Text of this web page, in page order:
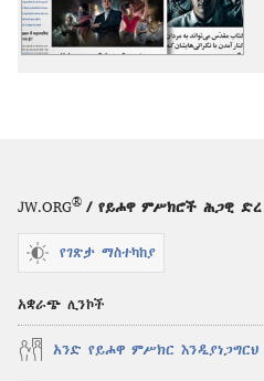
JW.ORG® / የይሖዋ ምሥክሮች ሕጋዊ ድረ
የገጽታ ማስተካከያ
አቋራጭ ሊንኮች
አንድ የይሖዋ ምሥክር እንዲያነጋግርህ